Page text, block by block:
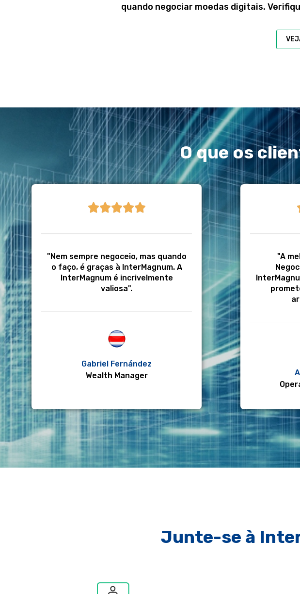
quando negociar moedas digitais.
O que os

"Nem sempre negoceio, mas quando
o faço, é graças à InterMagnum. A
InterMagnum é incrivelmente
valiosa".
Gabriel Fernández
Wealth Manager
"A
Junte-se à